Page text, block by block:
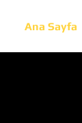
Ana Sayfa